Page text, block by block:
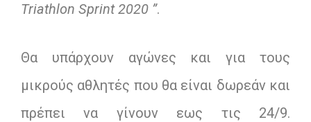
Triathlon Sprint2020 ”.
Θα υπάρχουν αγώνες και για τους
μικρούς αθλητές που θα είναι δωρεάν και
πρέπει να γίνουν εως τις 24/9.